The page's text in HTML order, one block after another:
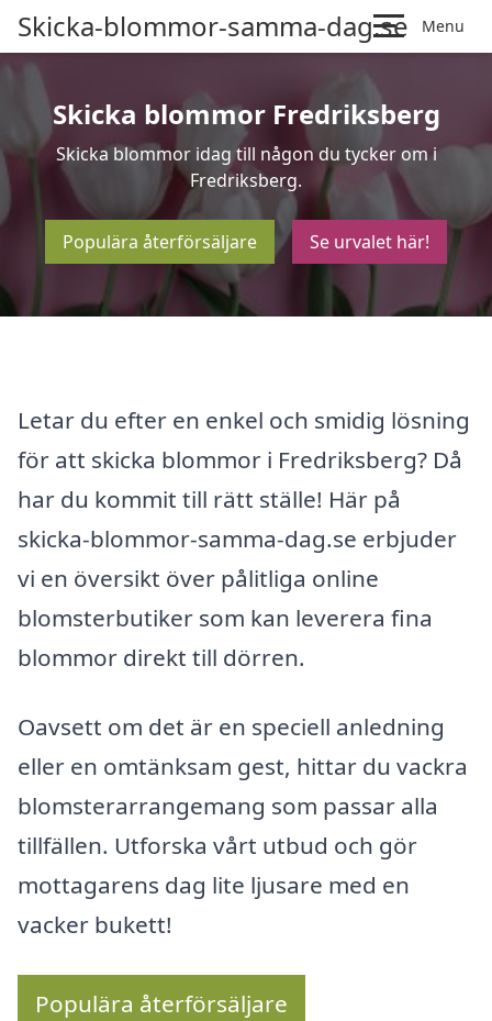
Skicka-blommor-samma-dag.se Menu
Skicka blommor Fredriksberg
Skicka blommor idag till någon du tycker om i
Fredriksberg.
Populära återförsäljare Se urvalet här!
Letar du efter en enkel och smidig lösning
för att skicka blommor i Fredriksberg? Då
har du kommit till rätt ställe! Här på
skicka-blommor-samma-dag.se erbjuder
vi en översikt över pålitliga online
blomsterbutiker som kan leverera fina
blommor direkt till dörren.
Oavsett om det är en speciell anledning
eller en omtänksam gest, hittar du vackra
blomsterarrangemang som passar alla
tillfällen. Utforska vårt utbud och gör
mottagarens dag lite ljusare med en
vacker bukett!
Populära återförsäljare